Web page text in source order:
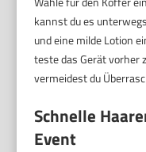
kannst du es
und eine milde Lotion
teste das Gerät vorher
vermeidest du
Schnelle
Event